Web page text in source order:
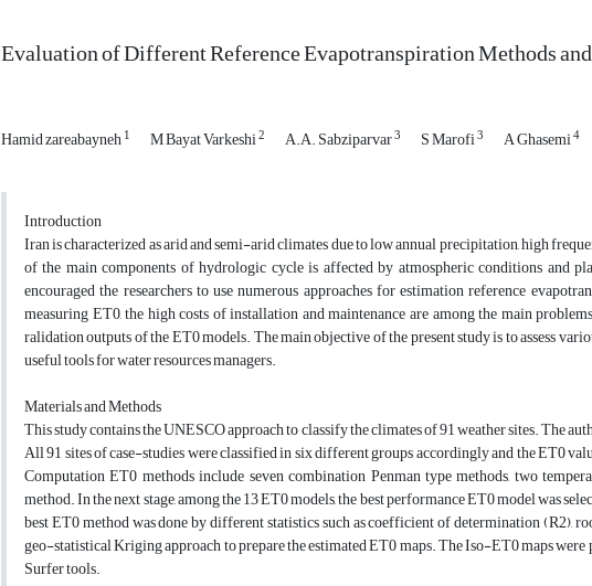
Evaluation of Different Reference Evapotranspiration Methods
Hamid zareabayneh1 M Bayat Varkeshi2 A.A. Sabziparvar3 S Marofi3 A Ghasemi4
Introduction
Iran is characterized as arid and semi-arid climates due to low annual precipitation, high
of the main components of hydrologic cycle is affected by atmospheric conditions and
encouraged the researchers to use numerous approaches for estimation reference
measuring ET0, the high costs of installation and maintenance are among the main
ralidation outputs of the ET0 models. The main objective of the present study is to assess
useful tools for water resources managers.
Materials and Methods
This study contains the UNESCO approach to classify the climates of 91 weather sites. The
All 91 sites of case-studies were classified in six different groups accordingly and the ET0
Computation ET0 methods include seven combination Penman type methods, two
method. In the next stage, among the 13 ET0 models, the best performance ET0 model was
best ET0 method was done by different statistics such as coefficient of determination (R2),
geo-statistical Kriging approach to prepare the estimated ET0 maps. The Iso-ET0 maps
Surfer tools.